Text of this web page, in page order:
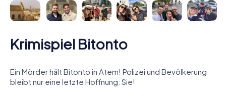
Krimispiel Bitonto
Ein Mörder hält Bitonto in Atem! Polizei und Bevölkerung
bleibt nur eine letzte Hoffnung: Sie!